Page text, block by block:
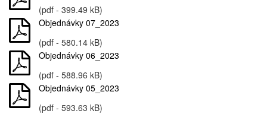
(pdf - 399.49 kB)
Objednávky 07_2023
(pdf - 580.14 kB)
Objednávky 06_2023
(pdf - 588.96 kB)
Objednávky 05_2023
(pdf - 593.63 kB)